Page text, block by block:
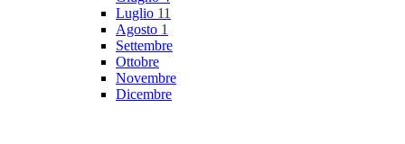
Luglio 11
Agosto 1
Settembre
Ottobre
Novembre
Dicembre